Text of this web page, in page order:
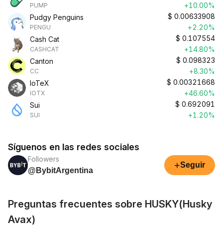
PUMP
+10.00%
Pudgy Penguins
PENGU
$ 0.00633908
+2.20%
Cash Cat
CASHCAT
$ 0.107554
+14.80%
Canton
CC
$ 0.098323
+8.30%
IoTeX
IOTX
$ 0.00321668
+46.60%
Sui
SUI
$ 0.692091
+1.20%
Síguenos en las redes sociales
Followers
@BybitArgentina
+Seguir
Preguntas frecuentes sobre HUSKY(Husky
Avax)